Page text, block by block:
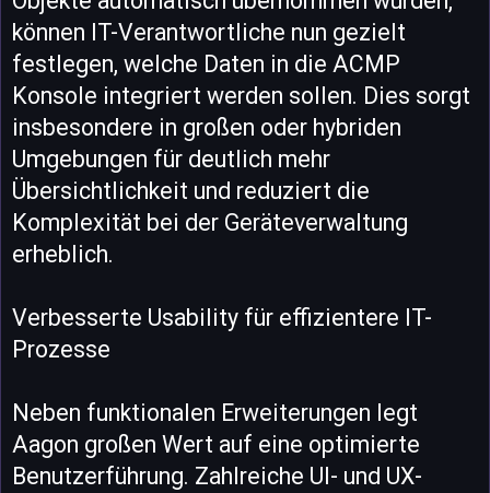
können IT-Verantwortliche nun gezielt
festlegen, welche Daten in die ACMP
Konsole integriert werden sollen. Dies sorgt
insbesondere in großen oder hybriden
Umgebungen für deutlich mehr
Übersichtlichkeit und reduziert die
Komplexität bei der Geräteverwaltung
erheblich.
Verbesserte Usability für effizientere IT-
Prozesse
Neben funktionalen Erweiterungen legt
Aagon großen Wert auf eine optimierte
Benutzerführung. Zahlreiche UI- und UX-